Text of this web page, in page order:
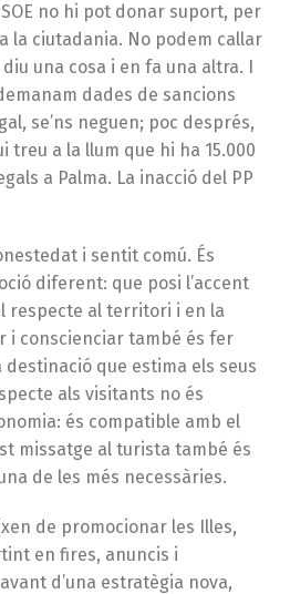
no hi pot donar suport, per
la ciutadania. No podem callar
una cosa i en fa una altra. I
dades de sancions
se’ns neguen; poc després,
treu a la llum que hi ha 15.000
a Palma. La inacció del PP
i sentit comú. És
diferent: que posi l’accent
respecte al territori i en la
i conscienciar també és fer
que estima els seus
als visitants no és
és compatible amb el
missatge al turista també és
de les més necessàries.
de promocionar les Illes,
en fires, anuncis i
d’una estratègia nova,